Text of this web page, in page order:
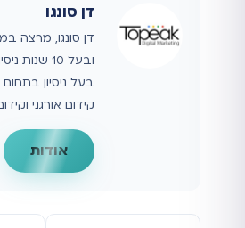
דן סונגו
דן סונגו, מרצה
ובעל 10
בעל ניסיון
קידום אורגני
אודות